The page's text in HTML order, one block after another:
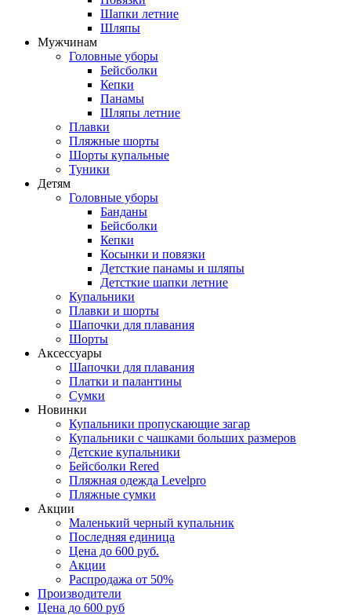
Шапки летние
Шляпы
Мужчинам
Головные уборы
Бейсболки
Кепки
Панамы
Шляпы летние
Плавки
Пляжные шорты
Шорты купальные
Туники
Детям
Головные уборы
Банданы
Бейсболки
Кепки
Косынки и повязки
Детсткие панамы и шляпы
Детсткие шапки летние
Купальники
Плавки и шорты
Шапочки для плавания
Шорты
Аксессуары
Шапочки для плавания
Платки и палантины
Сумки
Новинки
Купальники пропускающие загар
Купальники с чашками больших размеров
Детские купальники
Бейсболки Rered
Пляжная одежда Levelpro
Пляжные сумки
Акции
Маленький черный купальник
Последняя единица
Цена до 600 руб.
Акции
Распродажа от 50%
Производители
Цена до 600 руб